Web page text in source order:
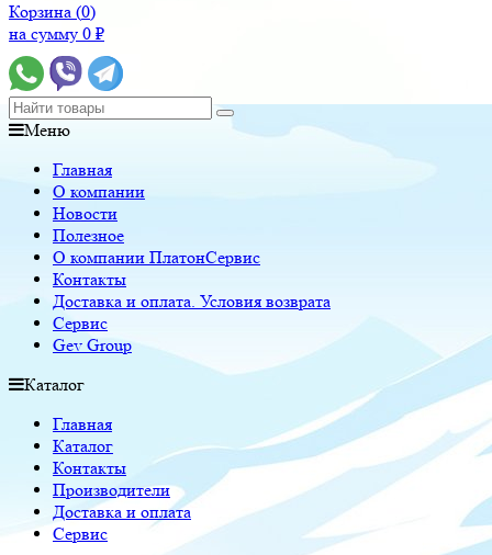
Корзина (0)
на сумму 0 ₽
Меню
Главная
О компании
Новости
Полезное
О компании ПлатонСервис
Контакты
Доставка и оплата. Условия возврата
Сервис
Gev Group
Каталог
Главная
Каталог
Контакты
Производители
Доставка и оплата
Сервис